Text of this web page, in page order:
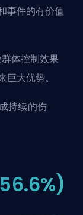
事件的有价值
体控制效果
大优势。
持续的伤